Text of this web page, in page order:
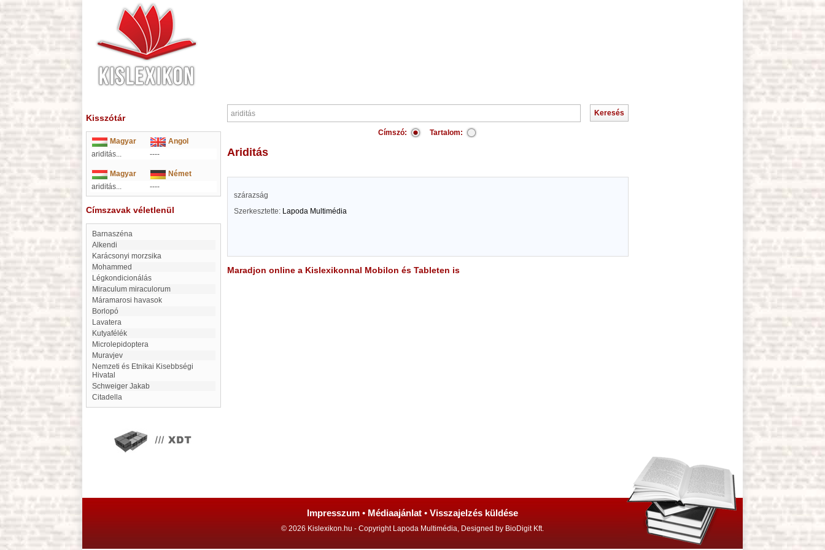
Kisszótár
Magyar
Angol
ariditás...
----
Magyar
Német
ariditás...
----
Címszavak véletlenül
Barnaszéna
Alkendi
Karácsonyi morzsika
Mohammed
Légkondicionálás
miraculum miraculorum
Máramarosi havasok
Borlopó
Lavatera
Kutyafélék
Microlepidoptera
Muravjev
Nemzeti és Etnikai Kisebbségi
Hivatal
Schweiger Jakab
citadella
Címszó: Tartalom:
ariditás
szárazság
Szerkesztette: Lapoda Multimédia
Maradjon online a Kislexikonnal Mobilon és Tableten is
Impresszum • Médiaajánlat • Visszajelzés küldése
© 2026 Kislexikon.hu - Copyright Lapoda Multimédia, Designed by BioDigit Kft.